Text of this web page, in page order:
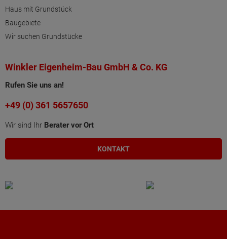
Haus mit Grundstück
Baugebiete
Wir suchen Grundstücke
Winkler Eigenheim-Bau GmbH & Co. KG
Rufen Sie uns an!
+49 (0) 361 5657650
Wir sind Ihr Berater vor Ort
KONTAKT